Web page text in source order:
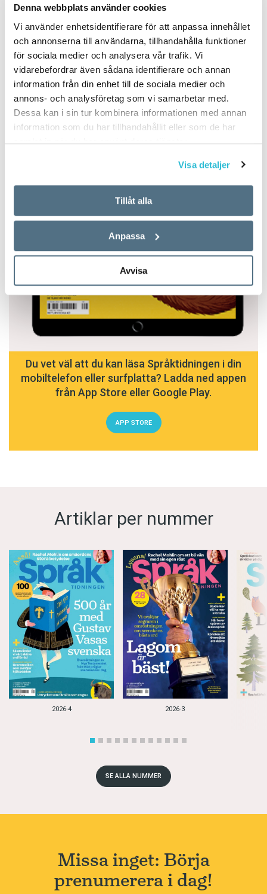
Denna webbplats använder cookies
Vi använder enhetsidentifierare för att anpassa innehållet
och annonserna till användarna, tillhandahålla funktioner
för sociala medier och analysera vår trafik. Vi
vidarebefordrar även sådana identifierare och annan
information från din enhet till de sociala medier och
annons- och analysföretag som vi samarbetar med.
Dessa kan i sin tur kombinera informationen med annan
information som du har tillhandahållit eller som de har
samlat in när du har använt deras tjänster.
Visa detaljer
Tillåt alla
Anpassa
Avvisa
Du vet väl att du kan läsa Språktidningen i din
mobiltelefon eller surfplatta? Ladda ned appen
från App Store eller Google Play.
APP STORE
Artiklar per nummer
2026-4 2026-3
SE ALLA NUMMER
Missa inget: Börja
prenumerera i dag!